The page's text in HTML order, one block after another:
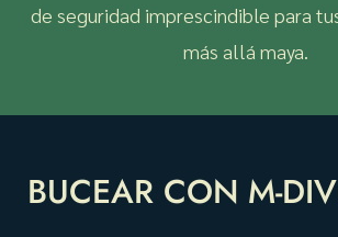
de seguridad imprescindible para
más allá maya.
BUCEAR CON M-